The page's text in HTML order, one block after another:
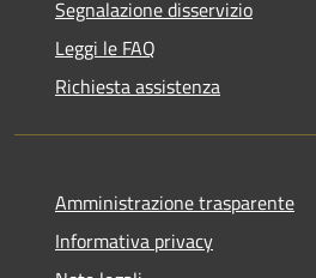
Segnalazione disservizio
Leggi le FAQ
Richiesta assistenza
Amministrazione trasparente
Informativa privacy